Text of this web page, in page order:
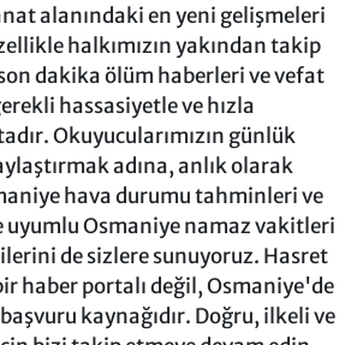
alanındaki en yeni gelişmeleri
halkımızın yakından takip
dakika ölüm haberleri ve vefat
hassasiyetle ve hızla
Okuyucularımızın günlük
adına, anlık olarak
hava durumu tahminleri ve
Osmaniye namaz vakitleri
de sizlere sunuyoruz. Hasret
haber portalı değil, Osmaniye'de
kaynağıdır. Doğru, ilkeli ve